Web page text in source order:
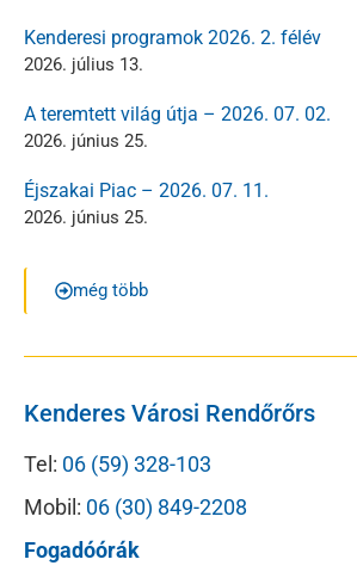
Kenderesi programok 2026. 2. félév
2026. július 13.
A teremtett világ útja – 2026. 07. 02.
2026. június 25.
Éjszakai Piac – 2026. 07. 11.
2026. június 25.
még több
Kenderes Városi Rendőrőrs
Tel: 06 (59) 328-103
Mobil: 06 (30) 849-2208
Fogadóórák